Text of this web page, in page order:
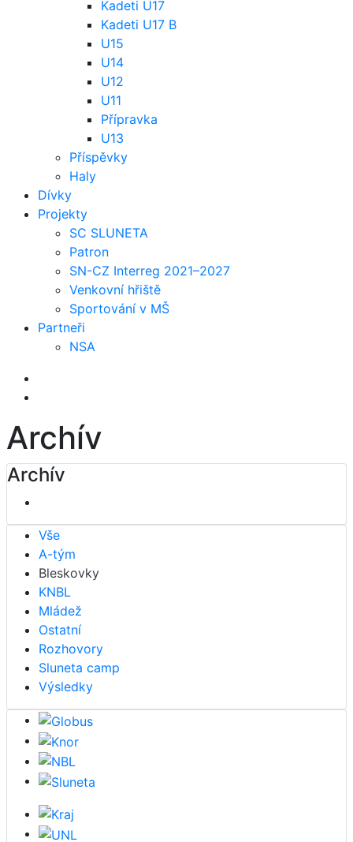
Kadeti U17
Kadeti U17 B
U15
U14
U12
U11
Přípravka
U13
Příspěvky
Haly
Dívky
Projekty
SC SLUNETA
Patron
SN-CZ Interreg 2021–2027
Venkovní hřiště
Sportování v MŠ
Partneři
NSA
Archív
Archív
Vše
A-tým
Bleskovky
KNBL
Mládež
Ostatní
Rozhovory
Sluneta camp
Výsledky